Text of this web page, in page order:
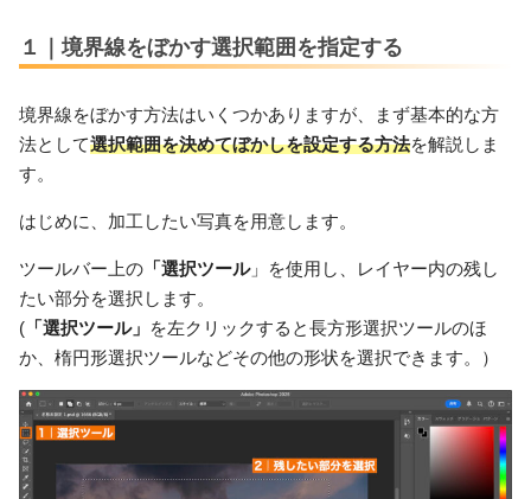
１｜境界線をぼかす選択範囲を指定する
境界線をぼかす方法はいくつかありますが、まず基本的な方
法として選択範囲を決めてぼかしを設定する方法を解説しま
す。
はじめに、加工したい写真を用意します。
ツールバー上の 「選択ツール」を使用し、レイヤー内の残し
たい部分を選択します。
( 「選択ツール」 を左クリックすると長方形選択ツールのほ
か、楕円形選択ツールなどその他の形状を選択できます。）